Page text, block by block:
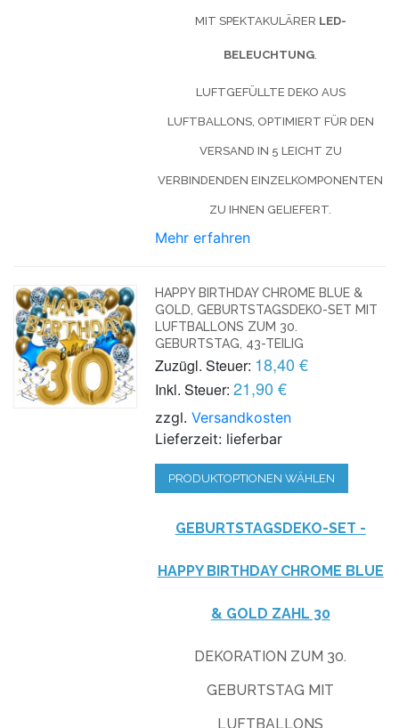
MIT SPEKTAKULÄRER LED-
BELEUCHTUNG
LUFTGEFÜLLTE DEKO AUS
LUFTBALLONS, OPTIMIERT FÜR DEN
VERSAND IN 5 LEICHT ZU
VERBINDENDEN EINZELKOMPONENTEN
ZU IHNEN GELIEFERT.
Mehr erfahren
HAPPY BIRTHDAY CHROME BLUE &
GOLD, GEBURTSTAGSDEKO-SET MIT
LUFTBALLONS ZUM 30.
GEBURTSTAG, 43-TEILIG
Zuzügl. Steuer: 18,40 €
Inkl. Steuer: 21,90 €
zzgl.Versandkosten
Lieferzeit: lieferbar
PRODUKTOPTIONEN WÄHLEN
GEBURTSTAGSDEKO-SET -
HAPPY BIRTHDAY CHROME BLUE
& GOLD ZAHL 30
DEKORATION ZUM 30.
GEBURTSTAG MIT
LUFTBALLONS